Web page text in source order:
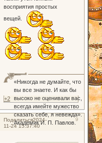
восприятия простых
вещей.
«Никогда не думайте, что
вы все знаете. И как бы
высоко не оценивали вас,
всегда имейте мужество
сказать себе, я невежда».
Академик И. П. Павлов.
+2
Поделиться 9
2024-
11-24 15:37:40